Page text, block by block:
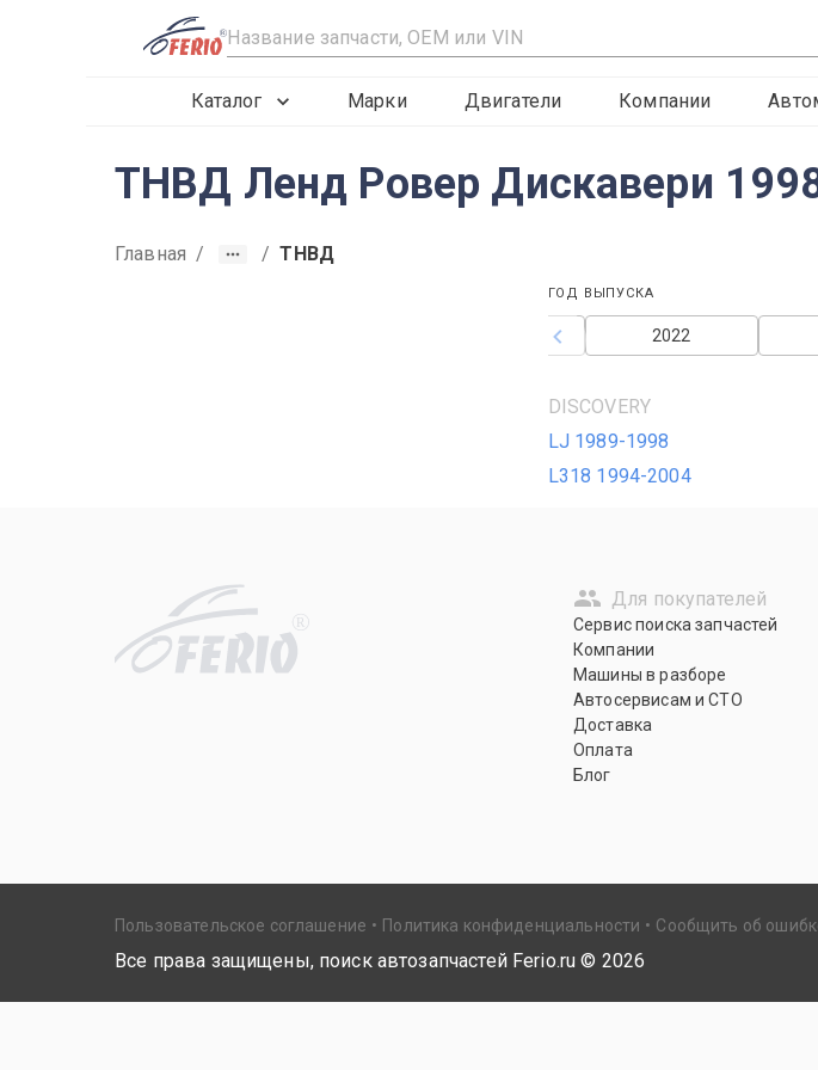
R
Каталог Марки Двигатели Компании
ТНВД Ленд Ровер Дискавери
Главная / / ТНВД
ГОД ВЫПУСКА
2022
DISCOVERY
LJ 1989-1998
L318 1994-2004
R
Для покупателей
Сервис поиска запчастей
Компании
Машины в разборе
Автосервисам и СТО
Доставка
Оплата
Блог
Пользовательское соглашение Политика конфиденциальности Сообщить об
Все права защищены, поиск автозапчастей Ferio.ru © 2026